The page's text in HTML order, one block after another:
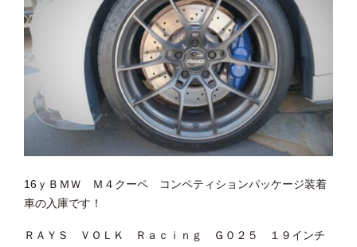
16ｙＢＭＷ Ｍ４クーペ コンペティションパッケージ装着
車の入庫です！
ＲＡＹＳ ＶＯＬＫ Ｒａｃｉｎｇ Ｇ０２５ １９インチ